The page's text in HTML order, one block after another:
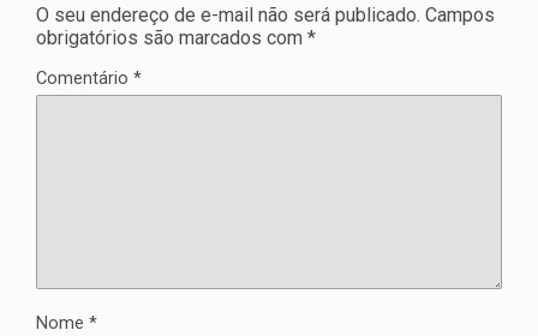
O seu endereço de e-mail não será publicado. Campos
obrigatórios são marcados com *
Comentário *
Nome *